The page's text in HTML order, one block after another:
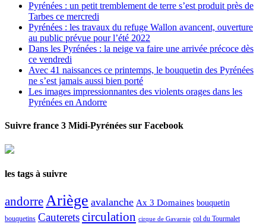
Pyrénées : un petit tremblement de terre s’est produit près de
Tarbes ce mercredi
Pyrénées : les travaux du refuge Wallon avancent, ouverture
au public prévue pour l’été 2022
Dans les Pyrénées : la neige va faire une arrivée précoce dès
ce vendredi
Avec 41 naissances ce printemps, le bouquetin des Pyrénées
ne s’est jamais aussi bien porté
Les images impressionnantes des violents orages dans les
Pyrénées en Andorre
Suivre france 3 Midi-Pyrénées sur Facebook
les tags à suivre
andorreAriège avalanche Ax 3 Domaines bouquetin
bouquetins Cauteretscirculation cirque de Gavarnie col du Tourmalet